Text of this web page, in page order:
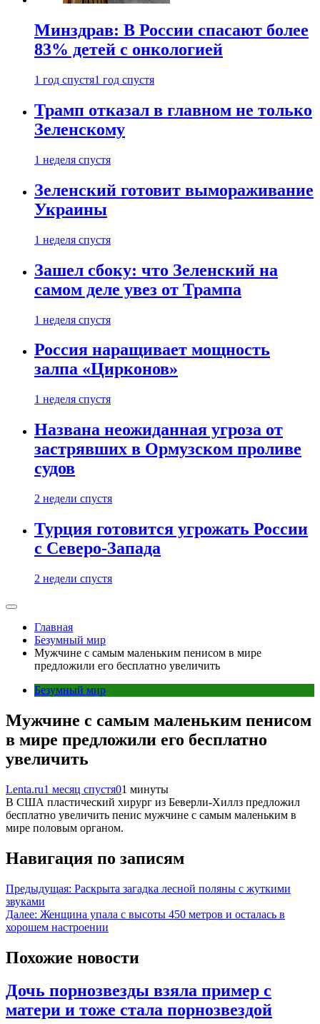
Минздрав: В России спасают более
83% детей с онкологией
1 год спустя1 год спустя
Трамп отказал в главном не только
Зеленскому
1 неделя спустя
Зеленский готовит вымораживание
Украины
1 неделя спустя
Зашел сбоку: что Зеленский на
самом деле увез от Трампа
1 неделя спустя
Россия наращивает мощность
залпа «Цирконов»
1 неделя спустя
Названа неожиданная угроза от
застрявших в Ормузском проливе
судов
2 недели спустя
Турция готовится угрожать России
с Северо-Запада
2 недели спустя
Главная
Безумный мир
Мужчине с самым маленьким пенисом в мире
предложили его бесплатно увеличить
Безумный мир
Мужчине с самым маленьким пенисом
в мире предложили его бесплатно
увеличить
Lenta.ru1 месяц спустя01 минуты
В США пластический хирург из Беверли-Хиллз предложил
бесплатно увеличить пенис мужчине с самым маленьким в
мире половым органом.
Навигация по записям
Предыдущая: Раскрыта загадка лесной поляны с жуткими
звуками
Далее: Женщина упала с высоты 450 метров и осталась в
хорошем настроении
Похожие новости
Дочь порнозвезды взяла пример с
матери и тоже стала порнозвездой